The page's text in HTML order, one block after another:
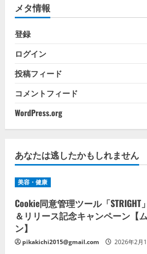
ー
メタ情報
登録
ログイン
投稿フィード
コメントフィード
WordPress.org
あなたは逃したかもしれません
美容・健康
Cookie同意管理ツール「
＆リリース記念キャンペーン【
ン】
pikakichi2015@gmail.com 2026年2月